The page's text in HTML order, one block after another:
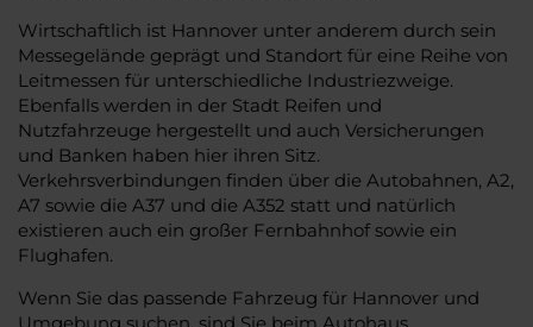
Wirtschaftlich ist Hannover unter anderem durch sein
Messegelände geprägt und Standort für eine Reihe von
Leitmessen für unterschiedliche Industriezweige.
Ebenfalls werden in der Stadt Reifen und
Nutzfahrzeuge hergestellt und auch Versicherungen
und Banken haben hier ihren Sitz.
Verkehrsverbindungen finden über die Autobahnen, A2,
A7 sowie die A37 und die A352 statt und natürlich
existieren auch ein großer Fernbahnhof sowie ein
Flughafen.
Wenn Sie das passende Fahrzeug für Hannover und
Umgebung suchen, sind Sie beim Autohaus